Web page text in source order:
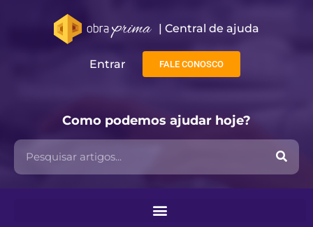
| Central de ajuda​
Entrar FALE CONOSCO
Como podemos ajudar hoje?